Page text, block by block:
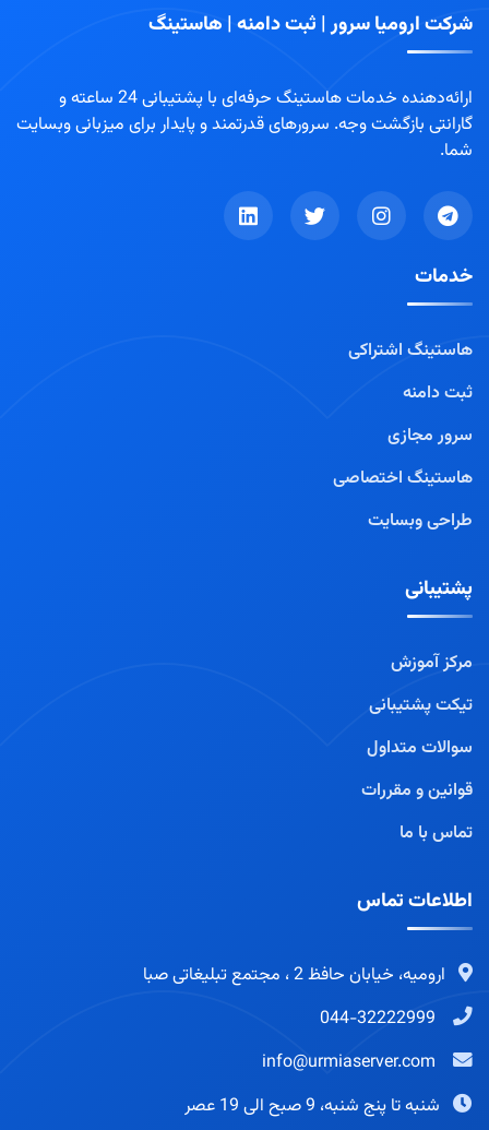
شرکت ارومیا سرور | ثبت دامنه | هاستینگ
ارائه‌دهنده خدمات هاستینگ حرفه‌ای با پشتیبانی 24 ساعته و
گارانتی بازگشت وجه. سرورهای قدرتمند و پایدار برای میزبانی وبسایت
شما.
خدمات
هاستینگ اشتراکی
ثبت دامنه
سرور مجازی
هاستینگ اختصاصی
طراحی وبسایت
پشتیبانی
مرکز آموزش
تیکت پشتیبانی
سوالات متداول
قوانین و مقررات
تماس با ما
اطلاعات تماس
ارومیه، خیابان حافظ 2 ، مجتمع تبلیغاتی صبا
شنبه تا پنج شنبه، 9 صبح الی 19 عصر